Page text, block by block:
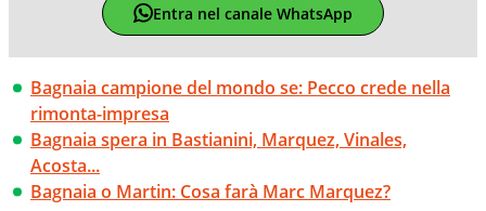
Entra nel canale WhatsApp
Bagnaia campione del mondo se: Pecco crede nella
rimonta-impresa
Bagnaia spera in Bastianini, Marquez, Vinales,
Acosta...
Bagnaia o Martin: Cosa farà Marc Marquez?